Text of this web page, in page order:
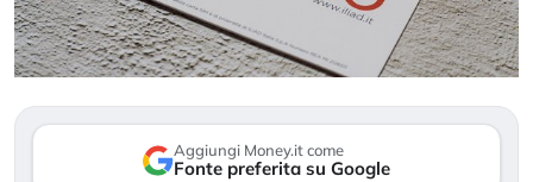
Aggiungi Money.it come
Fonte preferita su Google